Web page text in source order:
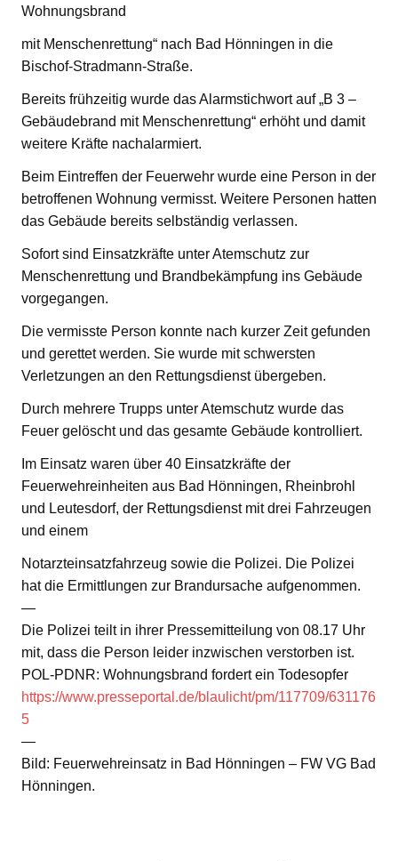
Wohnungsbrand
mit Menschenrettung“ nach Bad Hönningen in die
Bischof-Stradmann-Straße.
Bereits frühzeitig wurde das Alarmstichwort auf „B 3 –
Gebäudebrand mit Menschenrettung“ erhöht und damit
weitere Kräfte nachalarmiert.
Beim Eintreffen der Feuerwehr wurde eine Person in der
betroffenen Wohnung vermisst. Weitere Personen hatten
das Gebäude bereits selbständig verlassen.
Sofort sind Einsatzkräfte unter Atemschutz zur
Menschenrettung und Brandbekämpfung ins Gebäude
vorgegangen.
Die vermisste Person konnte nach kurzer Zeit gefunden
und gerettet werden. Sie wurde mit schwersten
Verletzungen an den Rettungsdienst übergeben.
Durch mehrere Trupps unter Atemschutz wurde das
Feuer gelöscht und das gesamte Gebäude kontrolliert.
Im Einsatz waren über 40 Einsatzkräfte der
Feuerwehreinheiten aus Bad Hönningen, Rheinbrohl
und Leutesdorf, der Rettungsdienst mit drei Fahrzeugen
und einem
Notarzteinsatzfahrzeug sowie die Polizei. Die Polizei
hat die Ermittlungen zur Brandursache aufgenommen.
—
Die Polizei teilt in ihrer Pressemitteilung von 08.17 Uhr
mit, dass die Person leider inzwischen verstorben ist.
POL-PDNR: Wohnungsbrand fordert ein Todesopfer
https://www.presseportal.de/blaulicht/pm/117709/631176
5
—
Bild: Feuerwehreinsatz in Bad Hönningen – FW VG Bad
Hönningen.